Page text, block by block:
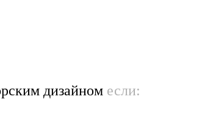
дизайном если: